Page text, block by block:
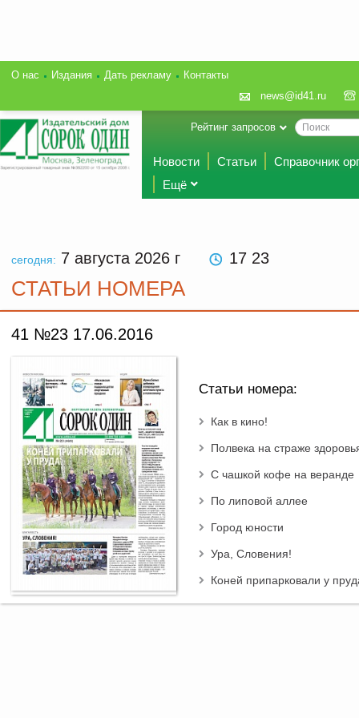
О нас Издания Дать рекламу
Контакты
news@id41.ru
Рейтинг запросов
Новости Статьи
Справочник
Ещё
сегодня: 7 августа 2026 г 17 23
СТАТЬИ НОМЕРА
41 №23 17.06.2016
Статьи номера:
Как в кино!
Полвека на страже
С чашкой кофе на веранде
По липовой аллее
Город юности
Ура, Словения!
Коней припарковали у